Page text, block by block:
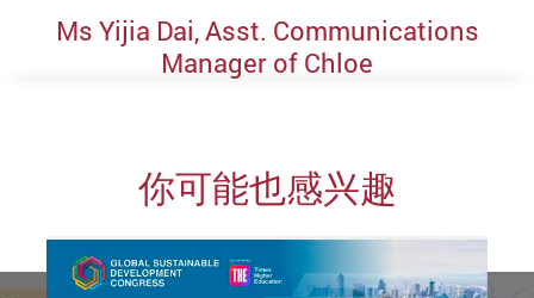
Ms Yijia Dai, Asst. Communications
Manager of Chloe
你可能也感兴趣